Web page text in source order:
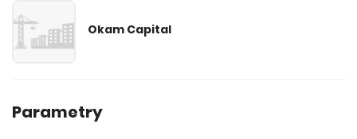
Okam Capital
Parametry